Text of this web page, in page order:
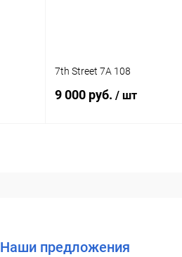
7th Street 7A 108
9 000 руб. / шт
Наши предложения